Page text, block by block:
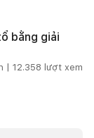
bằng giải
| 12.358 lượt xem